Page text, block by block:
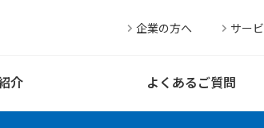
介 よくあるご質問
企業の方へ サー